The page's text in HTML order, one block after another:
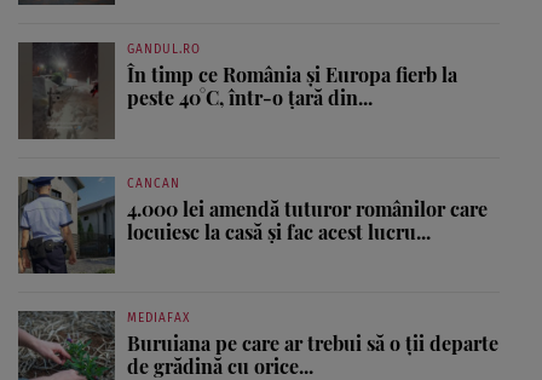
GANDUL.RO
În timp ce România și Europa fierb la
peste 40°C, într-o țară din...
CANCAN
4.000 lei amendă tuturor românilor care
locuiesc la casă și fac acest lucru...
MEDIAFAX
Buruiana pe care ar trebui să o ții departe
de grădină cu orice...